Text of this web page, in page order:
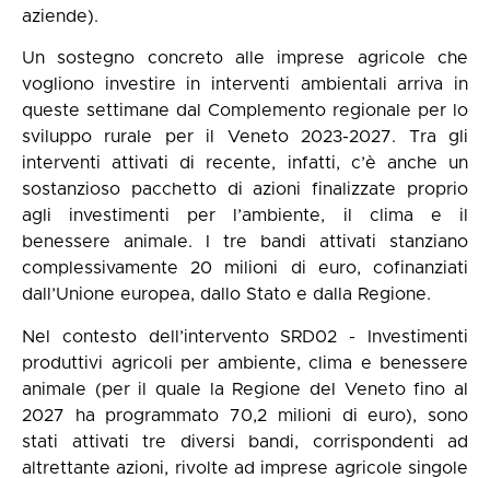
aziende).
Un sostegno concreto alle imprese agricole che
vogliono investire in interventi ambientali arriva in
queste settimane dal Complemento regionale per lo
sviluppo rurale per il Veneto 2023-2027. Tra gli
interventi attivati di recente, infatti, c’è anche un
sostanzioso pacchetto di azioni finalizzate proprio
agli investimenti per l’ambiente, il clima e il
benessere animale. I tre bandi attivati stanziano
complessivamente 20 milioni di euro, cofinanziati
dall’Unione europea, dallo Stato e dalla Regione.
Nel contesto dell’intervento SRD02 - Investimenti
produttivi agricoli per ambiente, clima e benessere
animale (per il quale la Regione del Veneto fino al
2027 ha programmato 70,2 milioni di euro), sono
stati attivati tre diversi bandi, corrispondenti ad
altrettante azioni, rivolte ad imprese agricole singole